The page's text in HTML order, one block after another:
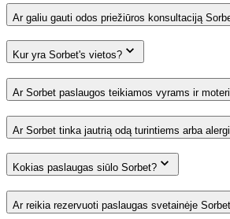
Ar galiu gauti odos priežiūros konsultaciją
Kur yra Sorbet's vietos?
Ar Sorbet paslaugos teikiamos vyrams ir
Ar Sorbet tinka jautrią odą turintiems arba
Kokias paslaugas siūlo Sorbet?
Ar reikia rezervuoti paslaugas svetainėje